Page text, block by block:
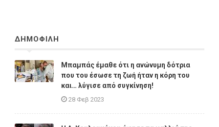
ΔΗΜΟΦΙΛΗ
Μπαμπάς έμαθε ότι η ανώνυμη δότρια
που του έσωσε τη ζωή ήταν η κόρη του
και… λύγισε από συγκίνηση!
28 Φεβ 2023